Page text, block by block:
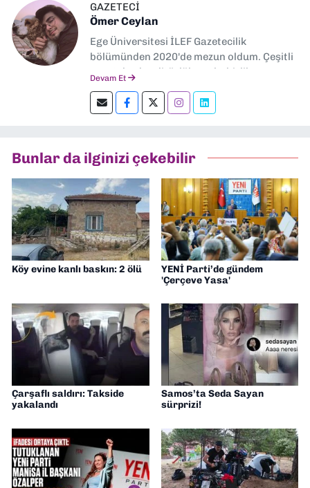
GAZETECİ
Ömer Ceylan
Ege Üniversitesi İLEF Gazetecilik
bölümünden 2020'de mezun oldum. Çeşitli
gazetelerde editörlük, muhabirlik yaptım.
editörlük yapıyorum.
Devam Et
Bunlar da ilginizi çekebilir
Köy evine kanlı baskın: 2 ölü
YENİ Parti’de gündem
'Çerçeve Yasa'
Çarşaflı saldırı: Takside
yakalandı
Samos’ta Seda Sayan
sürprizi!